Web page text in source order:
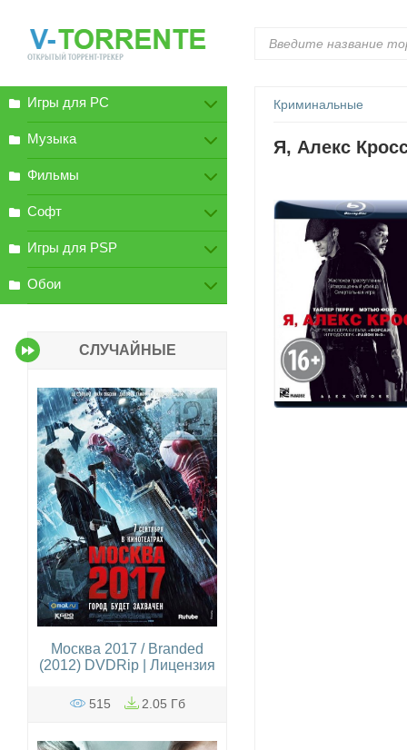
Криминальные
Я, Алекс
Игры для PC
Музыка
Фильмы
Софт
Игры для PSP
Обои
СЛУЧАЙНЫЕ
Москва 2017 / Branded
(2012) DVDRip | Лицензия
515 2.05 Гб